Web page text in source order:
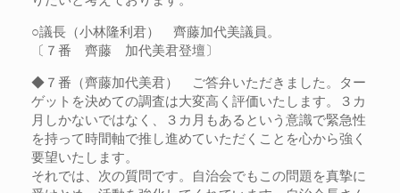
○議長（小林隆利君） 齊藤加代美議員。
〔７番 齊藤 加代美君登壇〕
◆７番（齊藤加代美君） ご答弁いただきました。ター
ゲットを決めての調査は大変高く評価いたします。３カ
月しかないではなく、３カ月もあるという意識で緊急性
を持って時間軸で推し進めていただくことを心から強く
要望いたします。
それでは、次の質問です。自治会でもこの問題を真摯に